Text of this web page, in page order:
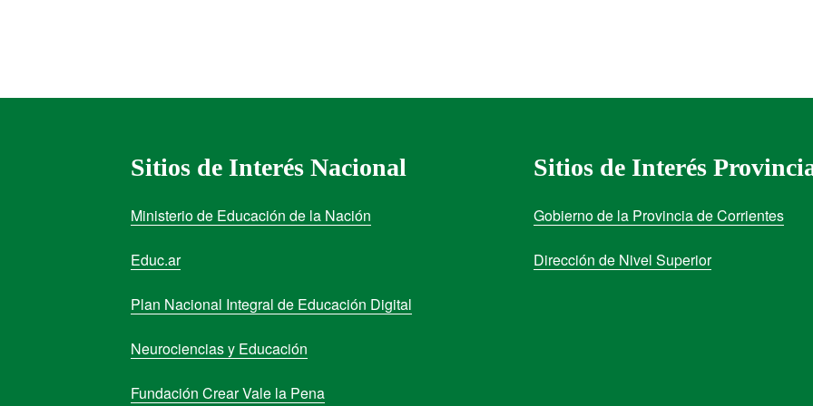
Sitios de Interés Nacional
Ministerio de Educación de la Nación
Educ.ar
Plan Nacional Integral de Educación Digital
Neurociencias y Educación
Fundación Crear Vale la Pena
Sitios de Interés
Gobierno de la Provincia de Corrientes
Dirección de Nivel Superior